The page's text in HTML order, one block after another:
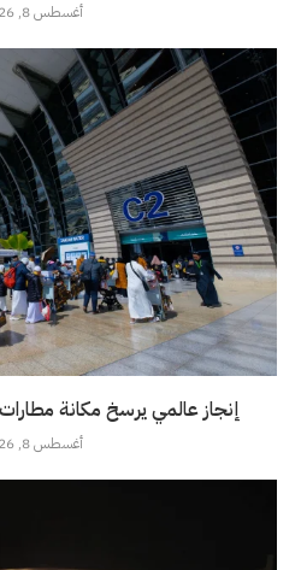
أغسطس 8, 2026
إنجاز عالمي يرسخ مكانة
أغسطس 8, 2026